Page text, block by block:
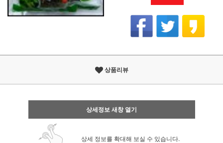
상품리뷰
상세정보 새창 열기
상세 정보를 확대해 보실 수 있습니다.